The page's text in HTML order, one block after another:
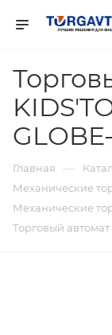
Главная —
Механические
Механические
Торговый автомат